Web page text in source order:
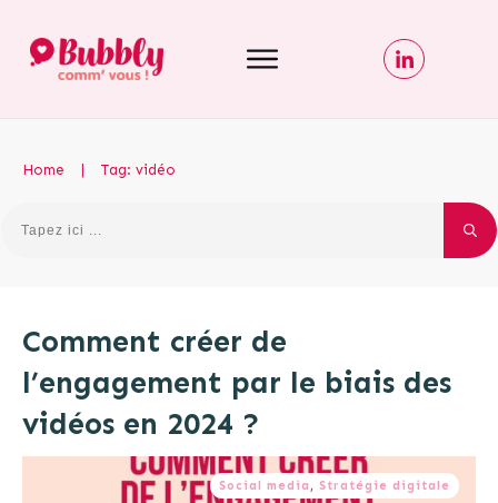
Home Tag: vidéo
Comment créer de
l’engagement par le biais des
vidéos en 2024 ?
Social media , Stratégie digitale